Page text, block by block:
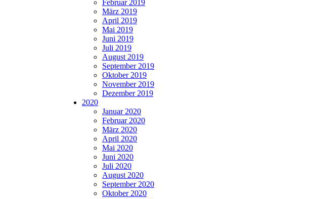
Februar 2019
März 2019
April 2019
Mai 2019
Juni 2019
Juli 2019
August 2019
September 2019
Oktober 2019
November 2019
Dezember 2019
2020
Januar 2020
Februar 2020
März 2020
April 2020
Mai 2020
Juni 2020
Juli 2020
August 2020
September 2020
Oktober 2020